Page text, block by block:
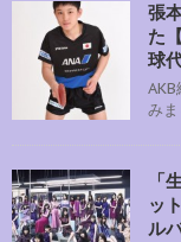
張
た
球
み
「
ッ
ル